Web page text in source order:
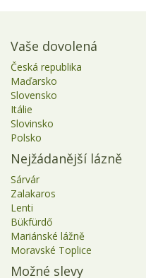
Vaše dovolená
Česká republika
Maďarsko
Slovensko
Itálie
Slovinsko
Polsko
Nejžádanější lázně
Sárvár
Zalakaros
Lenti
Bükfürdő
Mariánské lážně
Moravské Toplice
Možné slevy